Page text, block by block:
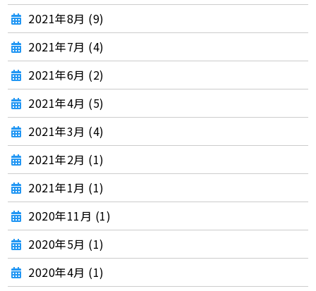
2021年8月 (9)
2021年7月 (4)
2021年6月 (2)
2021年4月 (5)
2021年3月 (4)
2021年2月 (1)
2021年1月 (1)
2020年11月 (1)
2020年5月 (1)
2020年4月 (1)